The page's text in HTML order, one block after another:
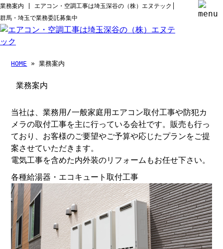
業務案内 | エアコン・空調工事は埼玉深谷の（株）エヌテック│
群馬・埼玉で業務委託募集中
HOME » 業務案内
業務案内
当社は、業務用/一般家庭用エアコン取付工事や防犯カ
メラの取付工事を主に行っている会社です。販売も行っ
ており、お客様のご要望やご予算や応じたプランをご提
案させていただきます。
電気工事を含めた内外装のリフォームもお任せ下さい。
各種給湯器・エコキュート取付工事